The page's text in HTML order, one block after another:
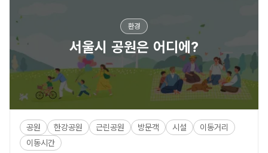
환경
서울시 공원은 어디에?
공원 한강공원 근린공원 방문객 시설
이동거리
이동시간